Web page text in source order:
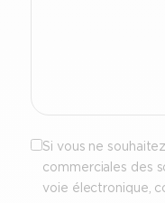
Optout
Si vous ne
commerciales des
voie électronique,